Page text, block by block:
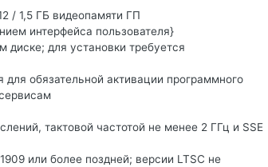
/ 1,5 ГБ видеопамяти ГП
интерфейса пользователя}
диске; для установки требуется
обязательной активации программного
тактовой частотой не менее 2 ГГц и SSE
или более поздней; версии LTSC не